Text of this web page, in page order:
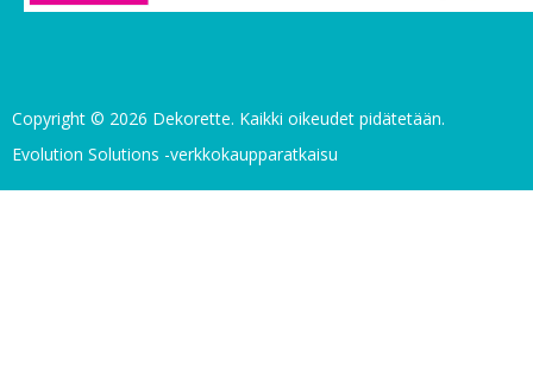
Copyright © 2026 Dekorette. Kaikki oikeudet pidätetään.
Evolution Solutions -verkkokaupparatkaisu